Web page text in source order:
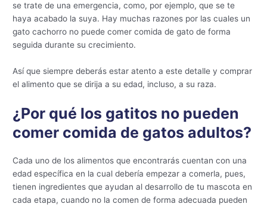
se trate de una emergencia, como, por ejemplo, que se te
haya acabado la suya. Hay muchas razones por las cuales un
gato cachorro no puede comer comida de gato de forma
seguida durante su crecimiento.
Así que siempre deberás estar atento a este detalle y comprar
el alimento que se dirija a su edad, incluso, a su raza.
¿Por qué los gatitos no pueden
comer comida de gatos adultos?
Cada uno de los alimentos que encontrarás cuentan con una
edad específica en la cual debería empezar a comerla, pues,
tienen ingredientes que ayudan al desarrollo de tu mascota en
cada etapa, cuando no la comen de forma adecuada pueden